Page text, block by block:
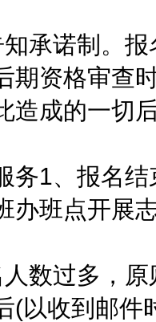
诺制。报
期资格审查
造成的一切
1、报名结
办班点开展
过多，原
(以收到邮件